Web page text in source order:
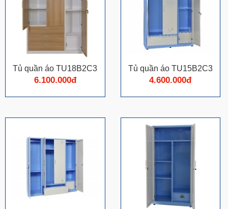
Tủ quần áo TU18B2C3
6.100.000đ
Tủ quần áo TU15B2C3
4.600.000đ